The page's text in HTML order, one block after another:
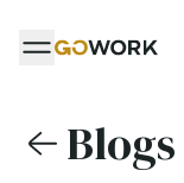
Blogs